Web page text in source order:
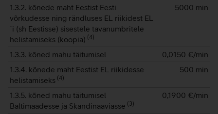
1.3.2. kõnede maht Eestist Eesti
võrkudesse ning rändluses EL riikidest EL
´i (sh Eestisse) sisestele tavanumbritele
helistamiseks (koopia) (4)
5000 min
1.3.3. kõned mahu täitumisel 0,0150 €/min
1.3.4. kõnede maht Eestist EL riikidesse
helistamiseks (4)
500 min
1.3.5. kõned mahu täitumisel
Baltimaadesse ja Skandinaaviasse (3)
0,1900 €/min